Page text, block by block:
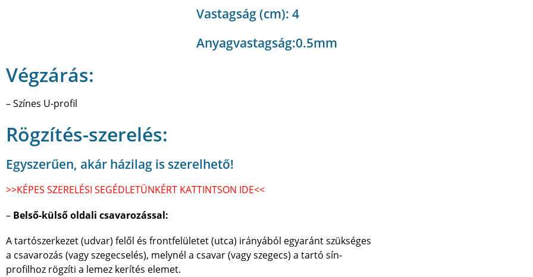
Vastagság (cm): 4
Anyagvastagság:0.5mm
Végzárás:
– Színes U-profil
Rögzítés-szerelés:
Egyszerűen, akár házilag is szerelhető!
>>KÉPES SZERELÉSI SEGÉDLETÜNKÉRT KATTINTSON IDE<<
– Belső-külső oldali csavarozással:
A tartószerkezet (udvar) felől és frontfelületet (utca) irányából egyaránt szükséges
a csavarozás (vagy szegecselés), melynél a csavar (vagy szegecs) a tartó sín-
profilhoz rögzíti a lemez kerítés elemet.